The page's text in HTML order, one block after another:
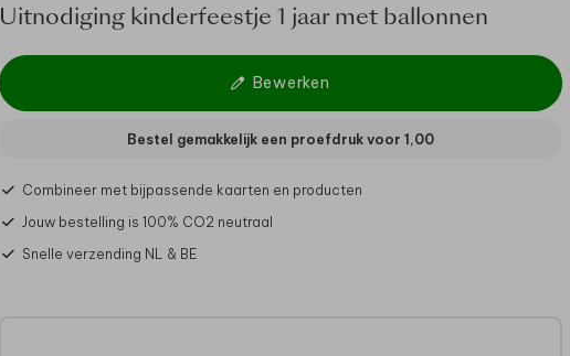
Uitnodiging kinderfeestje 1 jaar met ballonnen
Bewerken
Bestel gemakkelijk een proefdruk voor 1,00
Combineer met bijpassende kaarten en producten
Jouw bestelling is 100% CO2 neutraal
Snelle verzending NL & BE